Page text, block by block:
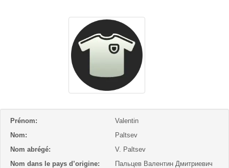
Prénom:
Valentin
Nom:
Paltsev
Nom abrégé:
V. Paltsev
Nom dans le pays d’origine:
Пальцев Валентин Дмитриевич